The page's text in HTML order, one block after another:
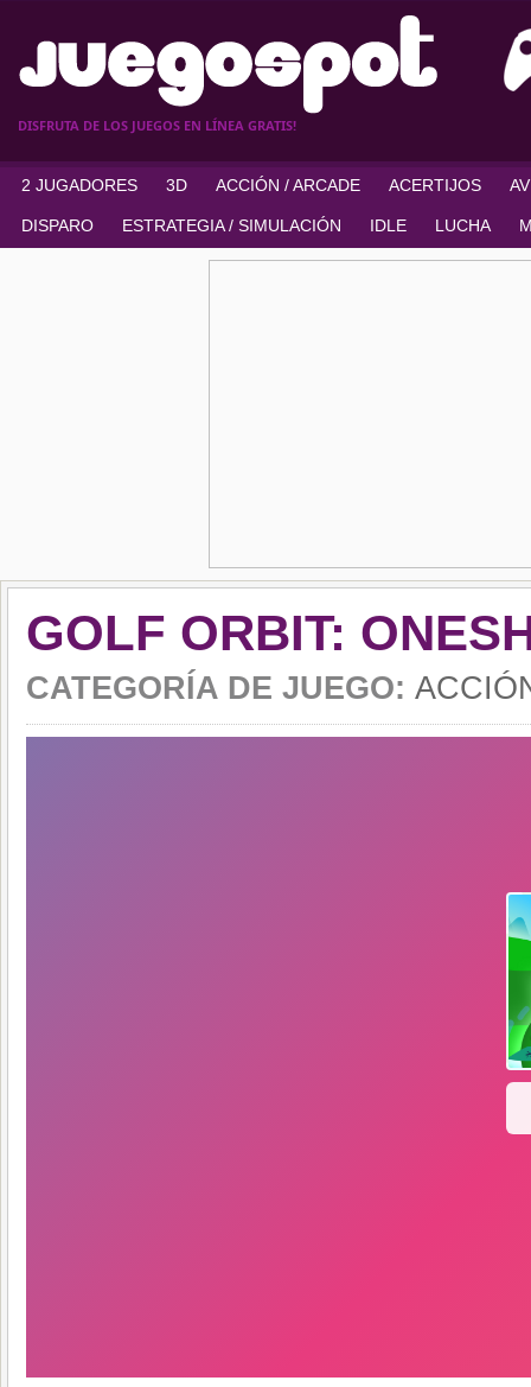
DISFRUTA DE LOS JUEGOS EN LÍNEA GRATIS!
2 JUGADORES 3D ACCIÓN / ARCADE ACERTIJOS
DISPARO ESTRATEGIA / SIMULACIÓN IDLE LUCHA
GOLF ORBIT:
CATEGORÍA DE JUEGO: